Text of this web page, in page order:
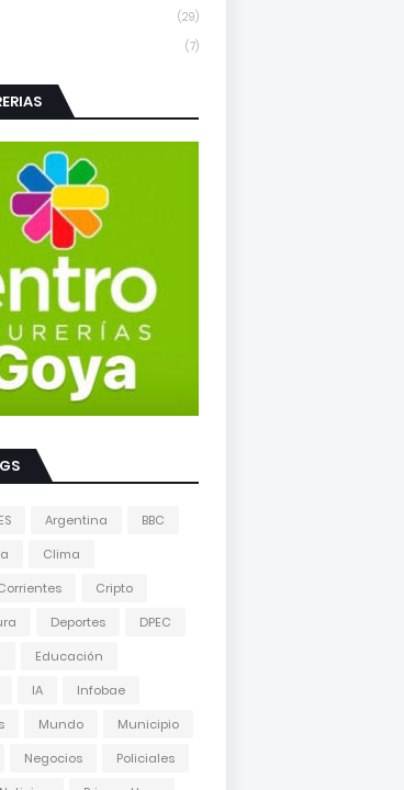
(29)
(7)
Argentina
BBC
Clima
Cripto
Deportes
DPEC
Educación
IA
Infobae
Mundo
Municipio
Negocios
Policiales